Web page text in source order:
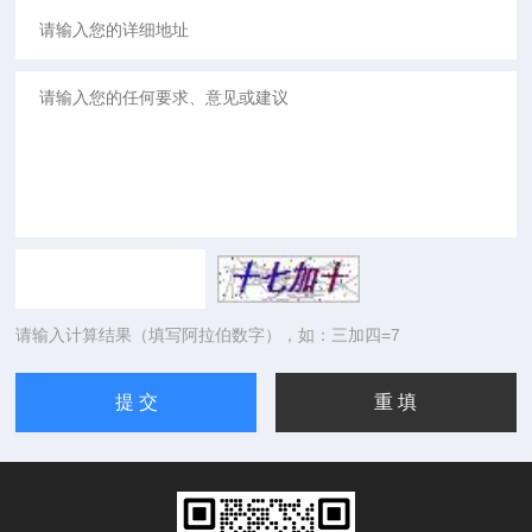
请输入计算结果（填写阿拉伯数字），如：三加四=7